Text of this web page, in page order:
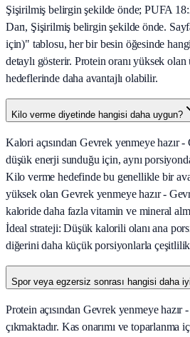
Şişirilmiş belirgin şekilde önde; PUFA
Darı, Şişirilmiş belirgin şekilde önde.
için)" tablosu, her bir besin öğesinde
detaylı gösterir. Protein oranı yüksek
hedeflerinde daha avantajlı olabilir.
Kilo verme diyetinde hangisi daha uygun?
Kalori açısından Gevrek yenmeye hazır
düşük enerji sunduğu için, aynı
Kilo verme hedefinde bu genellikle bir
yüksek olan Gevrek yenmeye hazır -
kaloride daha fazla vitamin ve mineral
İdeal strateji: Düşük kalorili olanı ana
diğerini daha küçük porsiyonlarla
Spor veya egzersiz sonrası hangisi daha
Protein açısından Gevrek yenmeye hazır
çıkmaktadır. Kas onarımı ve toparlanma